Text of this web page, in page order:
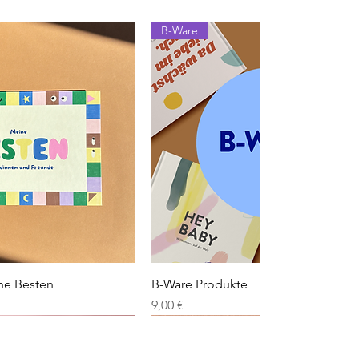
Besten
Schnellansicht
B-Ware
B-Ware Produkte
Preis
9,00 €